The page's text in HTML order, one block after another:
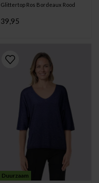
Glittertop Ros Bordeaux Rood
39,95
Duurzaam